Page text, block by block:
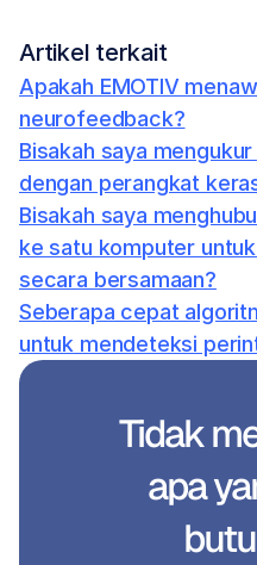
Artikel terkait
Apakah EMOTIV
neurofeedback?
Bisakah saya
dengan perangkat
Bisakah saya
ke satu komputer
secara bersamaan?
Seberapa cepat
untuk mendeteksi
Tidak
apa